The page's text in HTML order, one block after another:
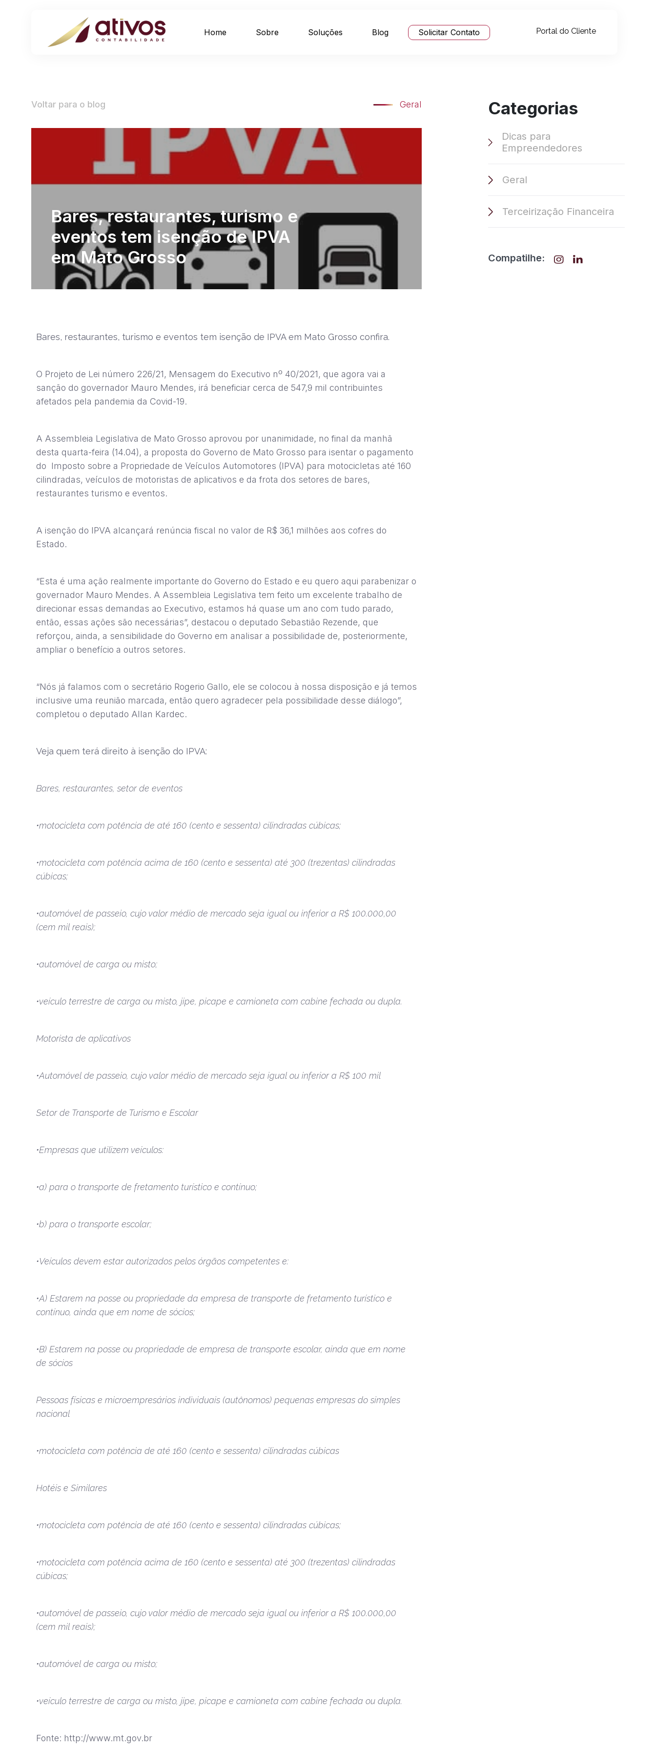
Home Sobre Soluções Blog Solicitar Contato Portal do Cliente
Voltar para o blog Geral
Bares, restaurantes, turismo e
eventos tem isenção de IPVA
em Mato Grosso
Bares, restaurantes, turismo e eventos tem isenção de IPVA em Mato Grosso confira.
O Projeto de Lei número 226/21, Mensagem do Executivo nº 40/2021, que agora vai a
sanção do governador Mauro Mendes, irá beneficiar cerca de 547,9 mil contribuintes
afetados pela pandemia da Covid-19.
A Assembleia Legislativa de Mato Grosso aprovou por unanimidade, no final da manhã
desta quarta-feira (14.04), a proposta do Governo de Mato Grosso para isentar o pagamento
do Imposto sobre a Propriedade de Veículos Automotores (IPVA) para motocicletas até 160
cilindradas, veículos de motoristas de aplicativos e da frota dos setores de bares,
restaurantes turismo e eventos.
A isenção do IPVA alcançará renúncia fiscal no valor de R$ 36,1 milhões aos cofres do
Estado.
“Esta é uma ação realmente importante do Governo do Estado e eu quero aqui parabenizar o
governador Mauro Mendes. A Assembleia Legislativa tem feito um excelente trabalho de
direcionar essas demandas ao Executivo, estamos há quase um ano com tudo parado,
então, essas ações são necessárias”, destacou o deputado Sebastião Rezende, que
reforçou, ainda, a sensibilidade do Governo em analisar a possibilidade de, posteriormente,
ampliar o benefício a outros setores.
“Nós já falamos com o secretário Rogerio Gallo, ele se colocou à nossa disposição e já temos
inclusive uma reunião marcada, então quero agradecer pela possibilidade desse diálogo”,
completou o deputado Allan Kardec.
Veja quem terá direito à isenção do IPVA:
Bares, restaurantes, setor de eventos
•motocicleta com potência de até 160 (cento e sessenta) cilindradas cúbicas;
•motocicleta com potência acima de 160 (cento e sessenta) até 300 (trezentas) cilindradas
cúbicas;
•automóvel de passeio, cujo valor médio de mercado seja igual ou inferior a R$ 100.000,00
(cem mil reais);
•automóvel de carga ou misto;
•veículo terrestre de carga ou misto, jipe, picape e camioneta com cabine fechada ou dupla.
Motorista de aplicativos
•Automóvel de passeio, cujo valor médio de mercado seja igual ou inferior a R$ 100 mil
Setor de Transporte de Turismo e Escolar
•Empresas que utilizem veículos:
•a) para o transporte de fretamento turístico e contínuo;
•b) para o transporte escolar;
•Veículos devem estar autorizados pelos órgãos competentes e:
•A) Estarem na posse ou propriedade da empresa de transporte de fretamento turístico e
contínuo, ainda que em nome de sócios;
•B) Estarem na posse ou propriedade de empresa de transporte escolar, ainda que em nome
de sócios
Pessoas físicas e microempresários individuais (autônomos) pequenas empresas do simples
nacional
•motocicleta com potência de até 160 (cento e sessenta) cilindradas cúbicas
Hotéis e Similares
•motocicleta com potência de até 160 (cento e sessenta) cilindradas cúbicas;
•motocicleta com potência acima de 160 (cento e sessenta) até 300 (trezentas) cilindradas
cúbicas;
•automóvel de passeio, cujo valor médio de mercado seja igual ou inferior a R$ 100.000,00
(cem mil reais);
•automóvel de carga ou misto;
•veículo terrestre de carga ou misto, jipe, picape e camioneta com cabine fechada ou dupla.
Fonte: http://www.mt.gov.br
Categorias
Dicas para
Empreendedores
Geral
Terceirização Financeira
Compatilhe: